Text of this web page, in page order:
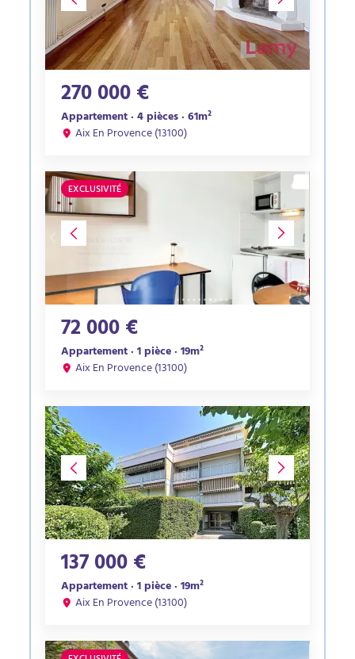
270 000 €
Appartement · 4 pièces · 61m²
Aix En Provence (13100)
EXCLUSIVITÉ
72 000 €
Appartement · 1 pièce · 19m²
Aix En Provence (13100)
137 000 €
Appartement · 1 pièce · 19m²
Aix En Provence (13100)